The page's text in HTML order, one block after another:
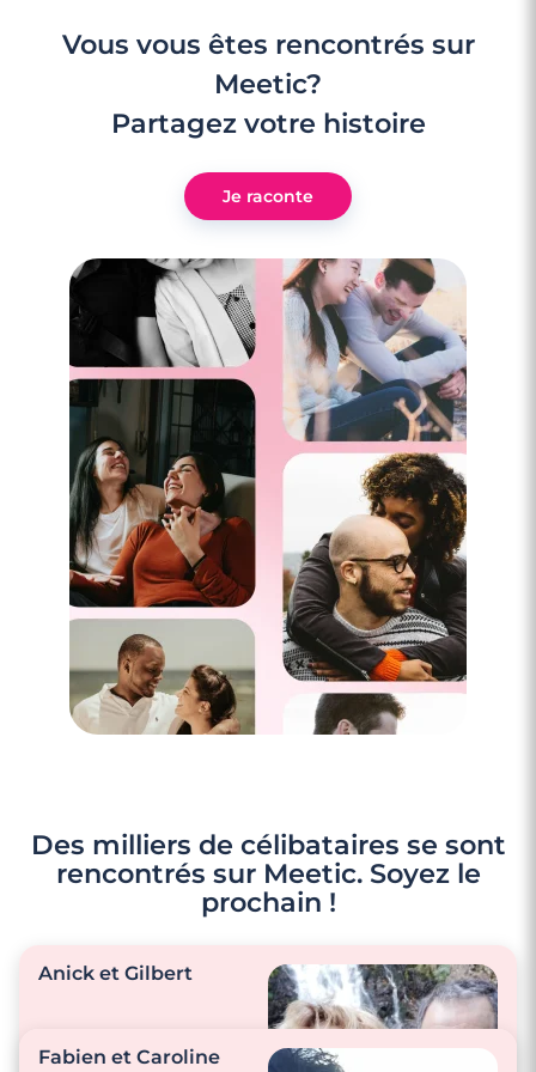
6 minutes
Compatibilité Taureau et Capricorne : à
quoi vous attendre ?
Vous vous êtes rencontrés sur
Meetic?
Partagez votre histoire
Je raconte
Des milliers de célibataires se sont
rencontrés sur Meetic. Soyez le
prochain !
Anick et Gilbert
Fabien et Caroline